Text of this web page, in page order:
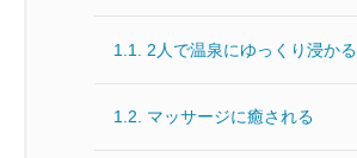
1.1. 2人で温泉にゆっくり浸かる
1.2. マッサージに癒される